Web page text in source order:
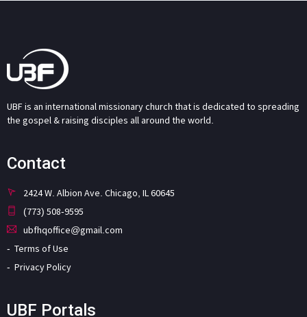
UBF is an international missionary church that is dedicated to spreading
the gospel & raising disciples all around the world.
Contact
2424 W. Albion Ave. Chicago, IL 60645
(773) 508-9595
ubfhqoffice@gmail.com
Terms of Use
Privacy Policy
UBF Portals